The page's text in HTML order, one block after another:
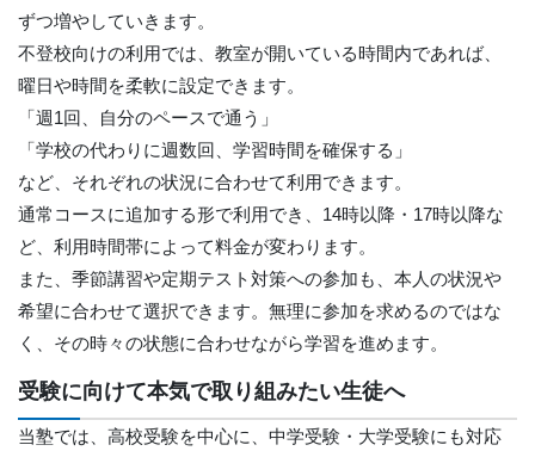
ずつ増やしていきます。
不登校向けの利用では、教室が開いている時間内であれば、
曜日や時間を柔軟に設定できます。
「週1回、自分のペースで通う」
「学校の代わりに週数回、学習時間を確保する」
など、それぞれの状況に合わせて利用できます。
通常コースに追加する形で利用でき、14時以降・17時以降な
ど、利用時間帯によって料金が変わります。
また、季節講習や定期テスト対策への参加も、本人の状況や
希望に合わせて選択できます。無理に参加を求めるのではな
く、その時々の状態に合わせながら学習を進めます。
受験に向けて本気で取り組みたい生徒へ
当塾では、高校受験を中心に、中学受験・大学受験にも対応